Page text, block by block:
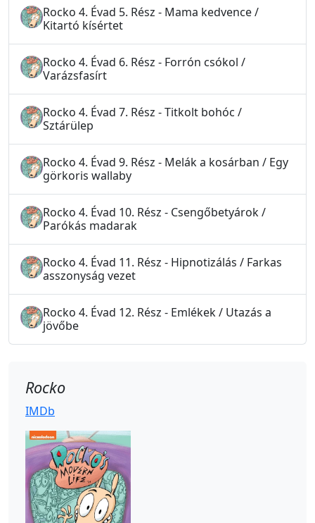
Rocko 4. Évad 5. Rész - Mama kedvence /
Kitartó kísértet
Rocko 4. Évad 6. Rész - Forrón csókol /
Varázsfasírt
Rocko 4. Évad 7. Rész - Titkolt bohóc /
Sztárülep
Rocko 4. Évad 9. Rész - Melák a kosárban / Egy
görkoris wallaby
Rocko 4. Évad 10. Rész - Csengőbetyárok /
Parókás madarak
Rocko 4. Évad 11. Rész - Hipnotizálás / Farkas
asszonyság vezet
Rocko 4. Évad 12. Rész - Emlékek / Utazás a
jövőbe
Rocko
IMDb